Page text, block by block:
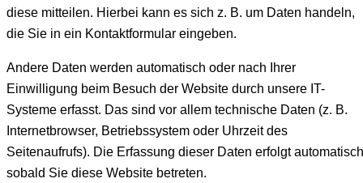
diese mitteilen. Hierbei kann es sich z. B. um Daten handeln,
die Sie in ein Kontaktformular eingeben.
Andere Daten werden automatisch oder nach Ihrer
Einwilligung beim Besuch der Website durch unsere IT-
Systeme erfasst. Das sind vor allem technische Daten (z. B.
Internetbrowser, Betriebssystem oder Uhrzeit des
Seitenaufrufs). Die Erfassung dieser Daten erfolgt
sobald Sie diese Website betreten.